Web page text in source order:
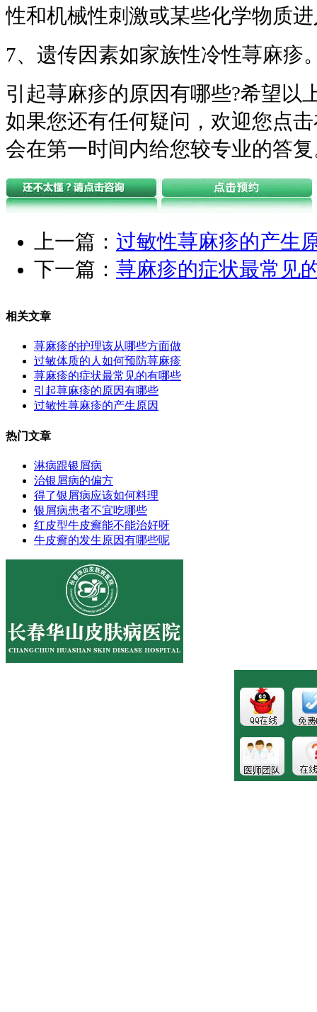
性和机械性刺激或某些化学物质
7、遗传因素如家族性冷性荨麻疹
引起荨麻疹的原因有哪些?希望以
如果您还有任何疑问，欢迎您点
会在第一时间内给您较专业的答
上一篇： 过敏性荨麻疹的产生
下一篇： 荨麻疹的症状最常见
相关文章
荨麻疹的护理该从哪些方面做
过敏体质的人如何预防荨麻疹
荨麻疹的症状最常见的有哪些
引起荨麻疹的原因有哪些
过敏性荨麻疹的产生原因
热门文章
淋病跟银屑病
治银屑病的偏方
得了银屑病应该如何料理
银屑病患者不宜吃哪些
红皮型牛皮癣能不能治好呀
牛皮癣的发生原因有哪些呢